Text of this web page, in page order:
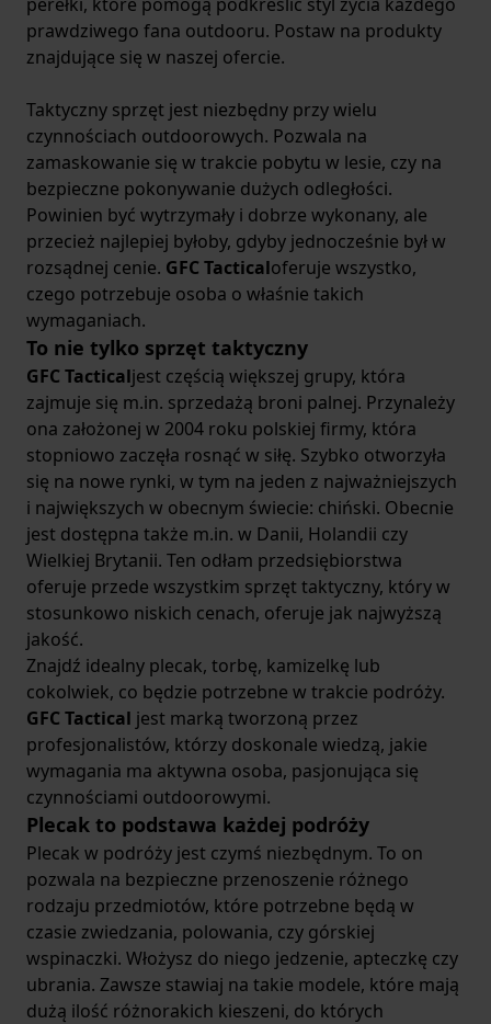
prawdziwego fana outdooru. Postaw na produkty
znajdujące się w naszej ofercie.
Taktyczny sprzęt jest niezbędny przy wielu
czynnościach outdoorowych. Pozwala na
zamaskowanie się w trakcie pobytu w lesie, czy na
bezpieczne pokonywanie dużych odległości.
Powinien być wytrzymały i dobrze wykonany, ale
przecież najlepiej byłoby, gdyby jednocześnie był w
rozsądnej cenie. GFC Tacticaloferuje wszystko,
czego potrzebuje osoba o właśnie takich
wymaganiach.
To nie tylko sprzęt taktyczny
GFC Tacticaljest częścią większej grupy, która
zajmuje się m.in. sprzedażą broni palnej. Przynależy
ona założonej w 2004 roku polskiej firmy, która
stopniowo zaczęła rosnąć w siłę. Szybko otworzyła
się na nowe rynki, w tym na jeden z najważniejszych
i największych w obecnym świecie: chiński. Obecnie
jest dostępna także m.in. w Danii, Holandii czy
Wielkiej Brytanii. Ten odłam przedsiębiorstwa
oferuje przede wszystkim sprzęt taktyczny, który w
stosunkowo niskich cenach, oferuje jak najwyższą
jakość.
Znajdź idealny plecak, torbę, kamizelkę lub
cokolwiek, co będzie potrzebne w trakcie podróży.
GFC Tactical jest marką tworzoną przez
profesjonalistów, którzy doskonale wiedzą, jakie
wymagania ma aktywna osoba, pasjonująca się
czynnościami outdoorowymi.
Plecak to podstawa każdej podróży
Plecak w podróży jest czymś niezbędnym. To on
pozwala na bezpieczne przenoszenie różnego
rodzaju przedmiotów, które potrzebne będą w
czasie zwiedzania, polowania, czy górskiej
wspinaczki. Włożysz do niego jedzenie, apteczkę czy
ubrania. Zawsze stawiaj na takie modele, które mają
dużą ilość różnorakich kieszeni, do których